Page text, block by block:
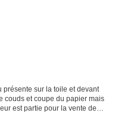
présente sur la toile et devant
couds et coupe du papier mais
est partie pour la vente de